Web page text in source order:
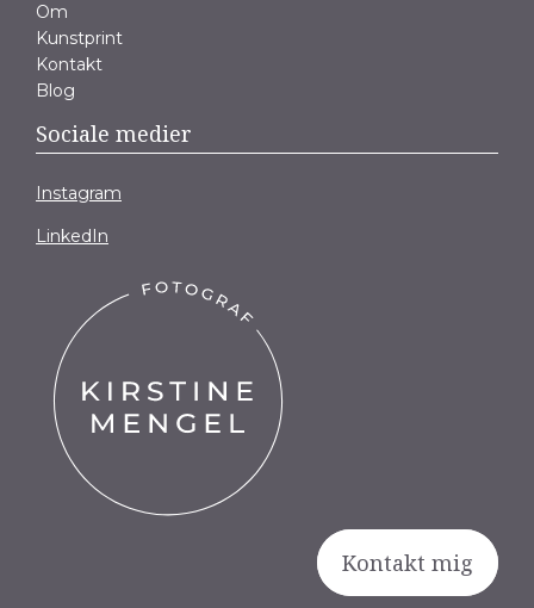
Om
Kunstprint
Kontakt
Blog
Sociale medier
Instagram
LinkedIn
Kontakt mig